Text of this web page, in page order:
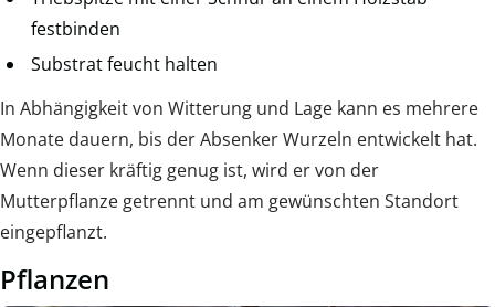
festbinden
Substrat feucht halten
In Abhängigkeit von Witterung und Lage kann es mehrere
Monate dauern, bis der Absenker Wurzeln entwickelt hat.
Wenn dieser kräftig genug ist, wird er von der
Mutterpflanze getrennt und am gewünschten Standort
eingepflanzt.
Pflanzen